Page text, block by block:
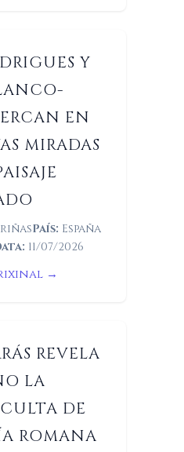
Y
EN
MIRADAS
País: España
11/07/2026
→
REVELA
LA
DE
ROMANA